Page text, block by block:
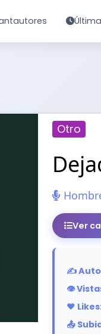
Otro
Ver
✍️
👁️
❤️
📤